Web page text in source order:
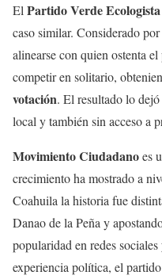
ElPartido Verde
caso similar. Considerado
alinearse con quien ostenta
competir en solitario,
votación. El resultado lo
local y también sin acceso a
Movimiento Ciudadanoes
crecimiento ha mostrado a
Coahuila la historia fue
Danao de la Peña y
popularidad en redes
experiencia política, el